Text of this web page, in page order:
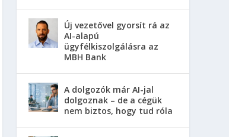
Új vezetővel gyorsít rá az
AI-alapú
ügyfélkiszolgálásra az
MBH Bank
A dolgozók már AI-jal
dolgoznak – de a cégük
nem biztos, hogy tud róla